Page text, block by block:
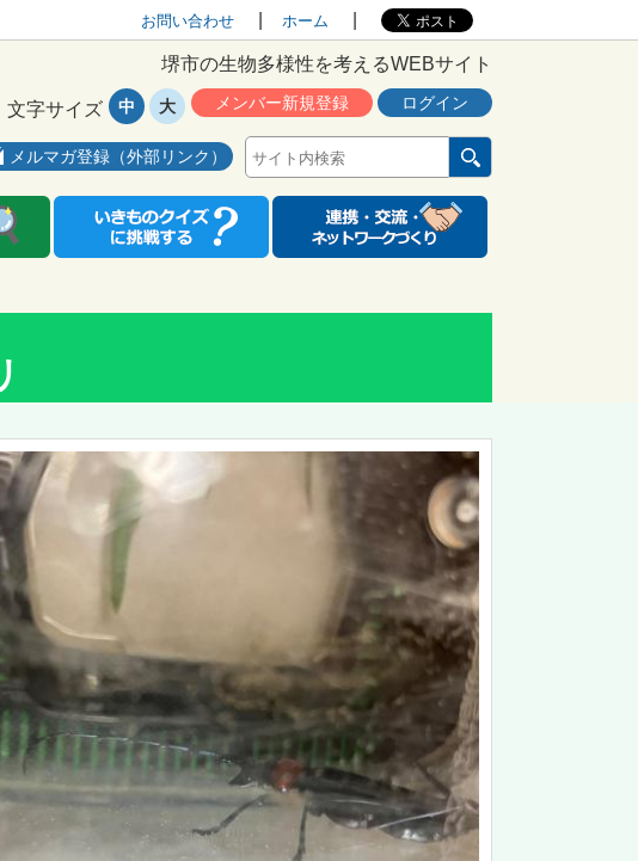
お問い合わせ ホーム
堺市の生物多様性を考えるWEBサイト
メルマガ登録（外部リンク）
メンバー新規登録 ログイン
文字サイズ 中 大